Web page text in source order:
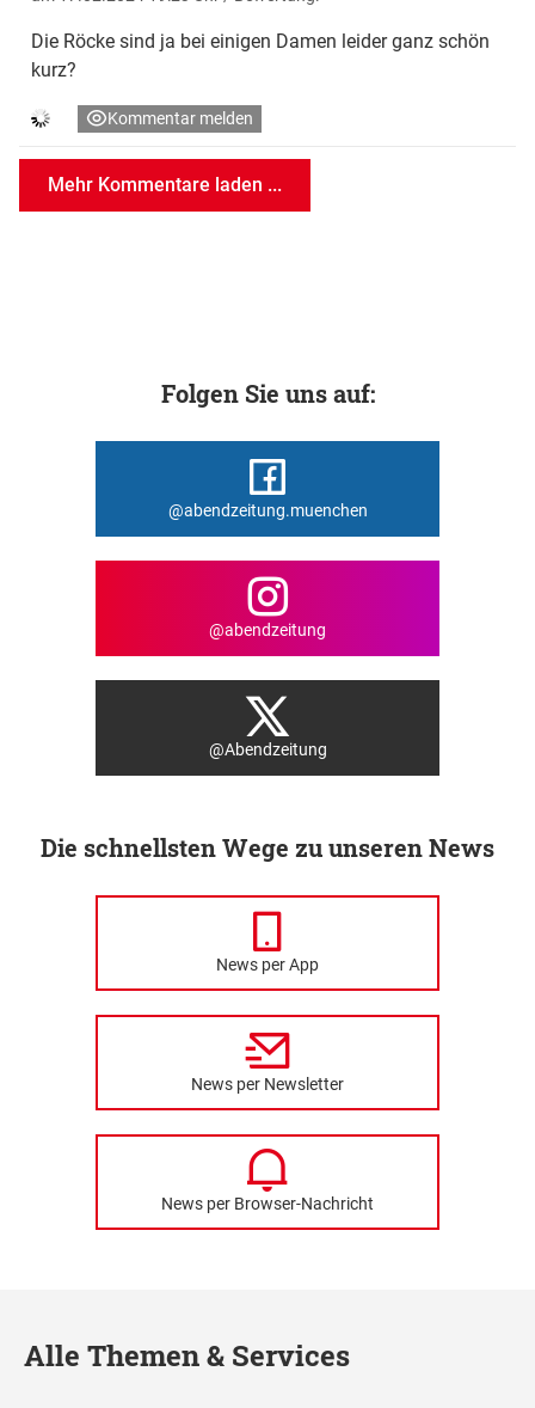
Die Röcke sind ja bei einigen Damen leider ganz schön
kurz?
Kommentar melden
Mehr Kommentare laden ...
Folgen Sie uns auf:
@abendzeitung.muenchen
@abendzeitung
@Abendzeitung
Die schnellsten Wege zu unseren News
News per App
News per Newsletter
News per Browser-Nachricht
Alle Themen & Services